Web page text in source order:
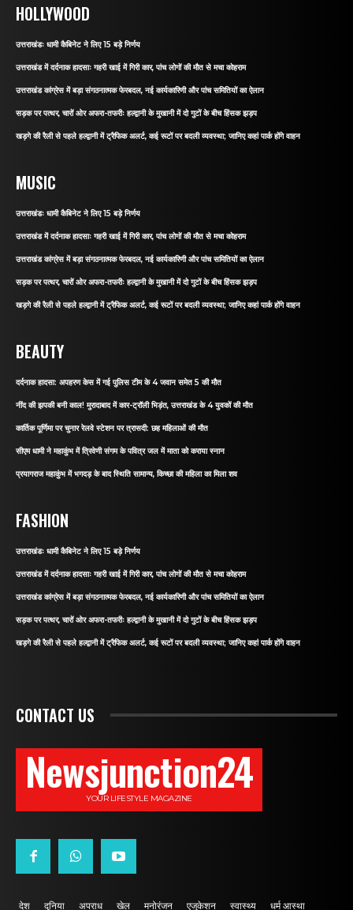
HOLLYWOOD
उत्तराखंडः धामी कैबिनेट ने लिए 15 बड़े निर्णय
उत्तराखंड में दर्दनाक हादसाः गहरी खाई में गिरी कार, पांच लोगों की मौत से मचा कोहराम
उत्तराखंड कांग्रेस में बड़ा संगठनात्मक फेरबदल, नई कार्यकारिणी और पांच समितियों का ऐलान
सड़क पर पत्थर, चारों ओर अफरा-तफरीः हल्द्वानी के मुखानी में दो गुटों के बीच हिंसक झड़प
खड़गे की रैली से पहले हल्द्वानी में ट्रैफिक अलर्ट, कई रूटों पर बदली व्यवस्था; जानिए कहां पार्क होंगे वाहन
MUSIC
उत्तराखंडः धामी कैबिनेट ने लिए 15 बड़े निर्णय
उत्तराखंड में दर्दनाक हादसाः गहरी खाई में गिरी कार, पांच लोगों की मौत से मचा कोहराम
उत्तराखंड कांग्रेस में बड़ा संगठनात्मक फेरबदल, नई कार्यकारिणी और पांच समितियों का ऐलान
सड़क पर पत्थर, चारों ओर अफरा-तफरीः हल्द्वानी के मुखानी में दो गुटों के बीच हिंसक झड़प
खड़गे की रैली से पहले हल्द्वानी में ट्रैफिक अलर्ट, कई रूटों पर बदली व्यवस्था; जानिए कहां पार्क होंगे वाहन
BEAUTY
दर्दनाक हादसा: अपहरण केस में गई पुलिस टीम के 4 जवान समेत 5 की मौत
नींद की झपकी बनी काल! मुरादाबाद में कार-ट्रॉली भिड़ंत, उत्तराखंड के 4 युवकों की मौत
कार्तिक पूर्णिमा पर चुनार रेलवे स्टेशन पर त्रासदी: छह महिलाओं की मौत
सीएम धामी ने महाकुंभ में त्रिवेणी संगम के पवित्र जल में माता को कराया स्नान
प्रयागराज महाकुंभ में भगदड़ के बाद स्थिति सामान्य, किच्छा की महिला का मिला शव
FASHION
उत्तराखंडः धामी कैबिनेट ने लिए 15 बड़े निर्णय
उत्तराखंड में दर्दनाक हादसाः गहरी खाई में गिरी कार, पांच लोगों की मौत से मचा कोहराम
उत्तराखंड कांग्रेस में बड़ा संगठनात्मक फेरबदल, नई कार्यकारिणी और पांच समितियों का ऐलान
सड़क पर पत्थर, चारों ओर अफरा-तफरीः हल्द्वानी के मुखानी में दो गुटों के बीच हिंसक झड़प
खड़गे की रैली से पहले हल्द्वानी में ट्रैफिक अलर्ट, कई रूटों पर बदली व्यवस्था; जानिए कहां पार्क होंगे वाहन
CONTACT US
Newsjunction24
YOUR LIFESTYLE MAGAZINE
देश दुनिया अपराध खेल मनोरंजन एजुकेशन स्वास्थ्य धर्म आस्था